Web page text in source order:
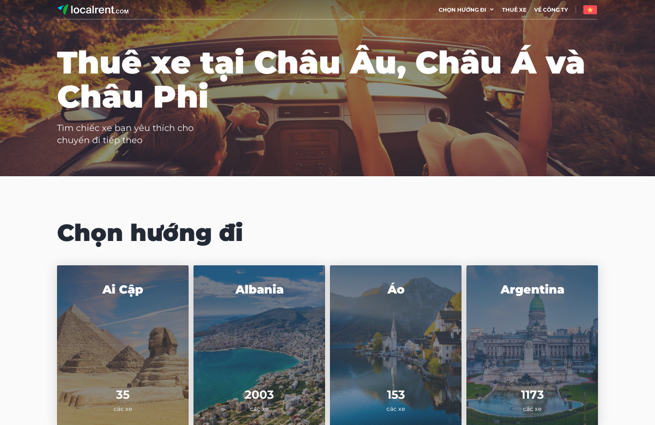
CHỌN HƯỚNG ĐI THUÊ XE VỀ CÔNG TY
Thuê xe tại Châu Âu, Châu Á và
Châu Phi
Tìm chiếc xe bạn yêu thích cho
chuyến đi tiếp theo
Chọn hướng đi
35
các xe
Ai Cập
2003
các xe
Albania
153
các xe
Áo
1173
các xe
Argentina